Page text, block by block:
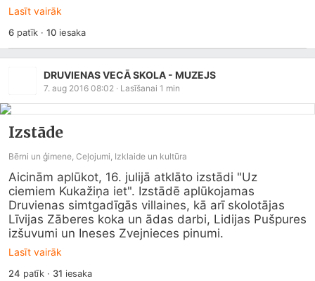
Lasīt vairāk
6patīk ·10iesaka
DRUVIENAS VECĀ SKOLA - MUZEJS
7. aug 2016 08:02 · Lasīšanai 1 min
Izstāde
Bērni un ģimene, Ceļojumi, Izklaide un kultūra
Aicinām aplūkot, 16. julijā atklāto izstādi "Uz
ciemiem Kukažiņa iet". Izstādē aplūkojamas
Druvienas simtgadīgās villaines, kā arī skolotājas
Līvijas Zāberes koka un ādas darbi, Lidijas Pušpures
izšuvumi un Ineses Zvejnieces pinumi.
Lasīt vairāk
24 patīk · 31 iesaka